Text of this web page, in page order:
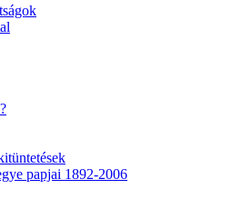
papjai 1892-2006